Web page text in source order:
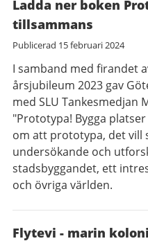
Ladda ner boken
tillsammans
Publicerad 15 februari 2024
I samband med firandet
årsjubileum 2023 gav
med SLU Tankesmedjan
"Prototypa! Bygga
om att prototypa, det vill
undersökande och
stadsbyggandet, ett
och övriga världen.
Flytevi - marin